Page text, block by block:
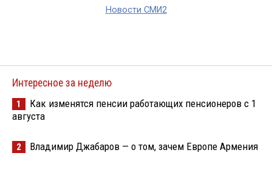
Новости СМИ2
Интересное за неделю
1
Как изменятся пенсии работающих пенсионеров с 1
августа
2 Владимир Джабаров — о том, зачем Европе Армения